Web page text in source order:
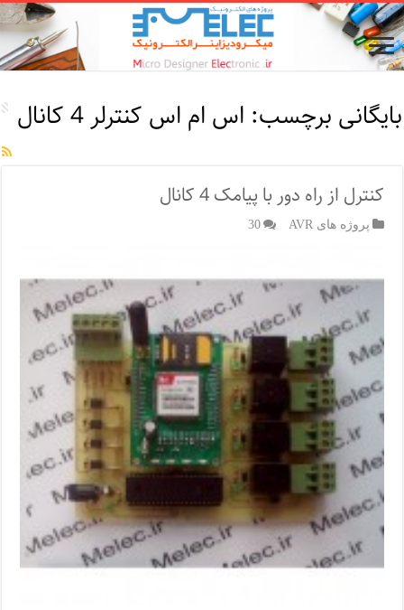
بایگانی برچسب: اس ام اس کنترلر 4 کانال
کنترل از راه دور با پیامک 4 کانال
پروژه های AVR 30